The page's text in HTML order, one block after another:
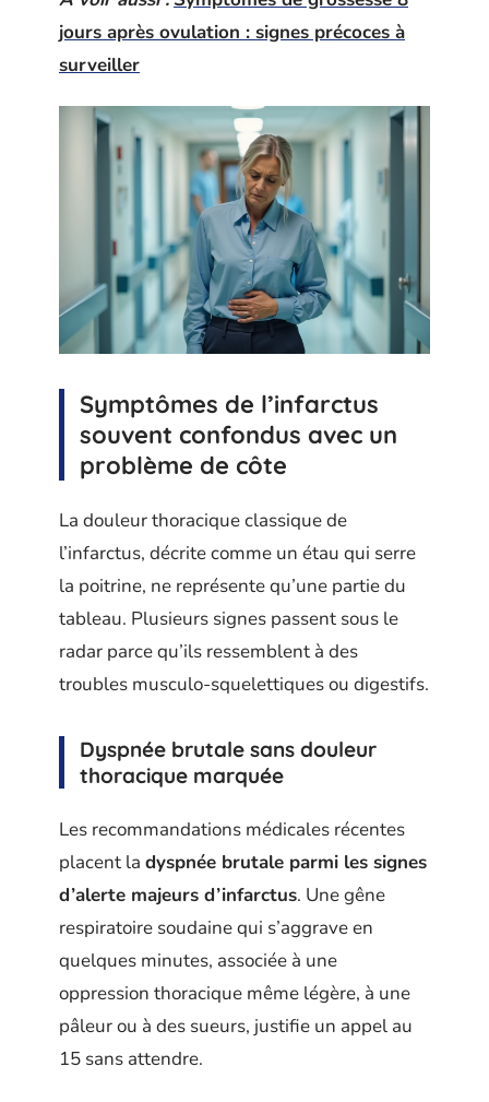
jours après ovulation : signes précoces à
surveiller
Symptômes de l’infarctus
souvent confondus avec un
problème de côte
La douleur thoracique classique de
l’infarctus, décrite comme un étau qui serre
la poitrine, ne représente qu’une partie du
tableau. Plusieurs signes passent sous le
radar parce qu’ils ressemblent à des
troubles musculo-squelettiques ou digestifs.
Dyspnée brutale sans douleur
thoracique marquée
Les recommandations médicales récentes
placent la dyspnée brutale parmi les signes
d’alerte majeurs d’infarctus. Une gêne
respiratoire soudaine qui s’aggrave en
quelques minutes, associée à une
oppression thoracique même légère, à une
pâleur ou à des sueurs, justifie un appel au
15 sans attendre.